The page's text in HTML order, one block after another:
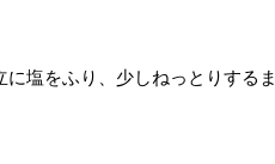
塩をふり、少しねっとりするま